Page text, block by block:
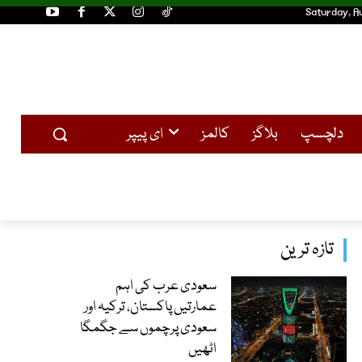
Saturday,
دلچسپ بلاگز کالمز ای پیپر
تازہ ترین
سعودی عرب کی اہم
عمارتیں پاکستان، ترکیہ اور
سعودی پرچموں سے جگمگا
اٹھیں